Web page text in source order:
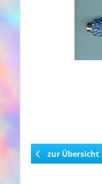
zur Übersicht